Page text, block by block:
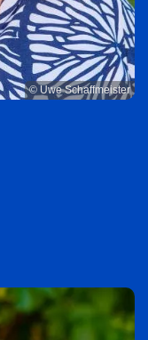
© Uwe Schaffmeister